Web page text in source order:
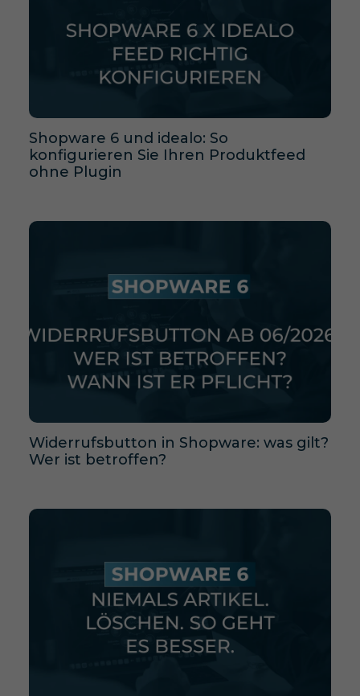
Shopware 6 und idealo: So
konfigurieren Sie Ihren Produktfeed
ohne Plugin
Widerrufsbutton in Shopware: was gilt?
Wer ist betroffen?